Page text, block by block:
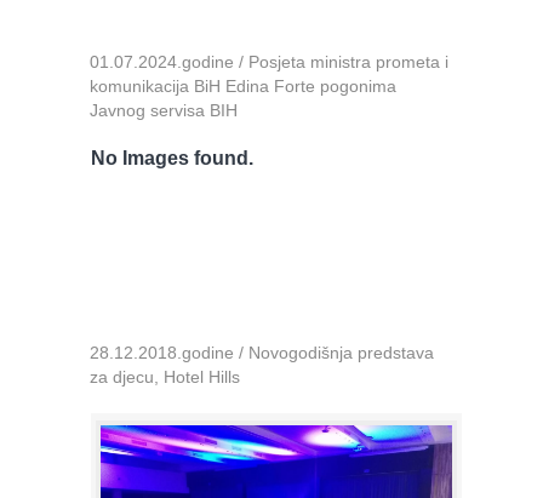
01.07.2024.godine / Posjeta ministra prometa i
komunikacija BiH Edina Forte pogonima
Javnog servisa BIH
No Images found.
28.12.2018.godine / Novogodišnja predstava
za djecu, Hotel Hills